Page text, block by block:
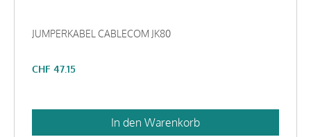
JUMPERKABEL CABLECOM JK80
CHF 47.15
In den Warenkorb